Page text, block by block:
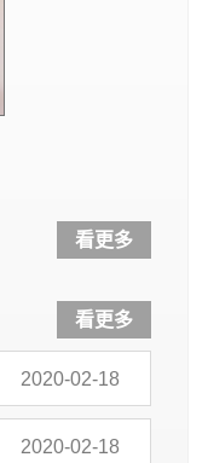
看更多
看更多
2020-02-18
2020-02-18